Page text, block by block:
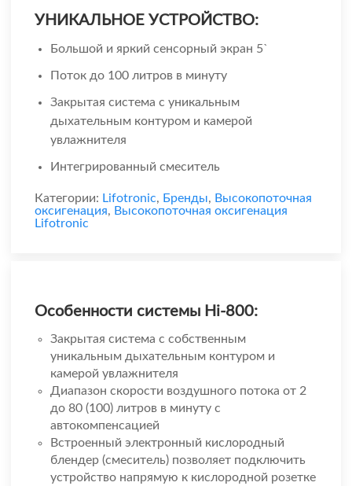
УНИКАЛЬНОЕ УСТРОЙСТВО:
Большой и яркий сенсорный экран 5`
Поток до 100 литров в минуту
Закрытая система с уникальным
дыхательным контуром и камерой
увлажнителя
Интегрированный смеситель
Категории: Lifotronic, Бренды, Высокопоточная
оксигенация, Высокопоточная оксигенация
Lifotronic
Особенности системы Hi-800:
Закрытая система с собственным
уникальным дыхательным контуром и
камерой увлажнителя
Диапазон скорости воздушного потока от 2
до 80 (100) литров в минуту с
автокомпенсацией
Встроенный электронный кислородный
блендер (смеситель) позволяет подключить
устройство напрямую к кислородной розетке